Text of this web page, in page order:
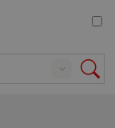
Search